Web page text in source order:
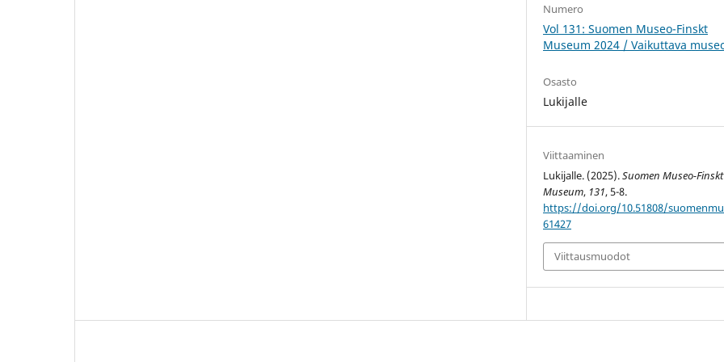
Numero
Vol 131: Suomen Museo-Finskt
Museum 2024 / Vaikuttava
Osasto
Lukijalle
Viittaaminen
Lukijalle. (2025).Suomen Museo-Finskt
Museum, 131, 5-8.
https://doi.org/10.51808/
61427
Viittausmuodot